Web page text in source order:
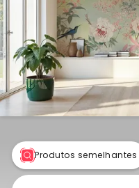
Produtos semelhantes